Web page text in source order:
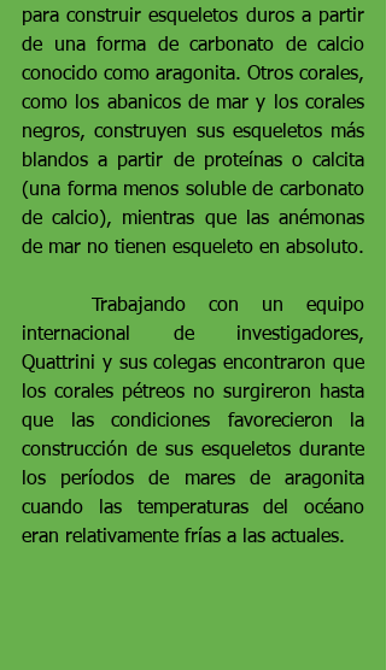
para construir esqueletos duros a partir
de una forma de carbonato de calcio
conocido como aragonita. Otros corales,
como los abanicos de mar y los corales
negros, construyen sus esqueletos más
blandos a partir de proteínas o calcita
(una forma menos soluble de carbonato
de calcio), mientras que las anémonas
de mar no tienen esqueleto en absoluto.
internacional de investigadores,
Quattrini y sus colegas encontraron que
los corales pétreos no surgireron hasta
que las condiciones favorecieron la
construcción de sus esqueletos durante
los períodos de mares de aragonita
cuando las temperaturas del océano
eran relativamente frías a las actuales.